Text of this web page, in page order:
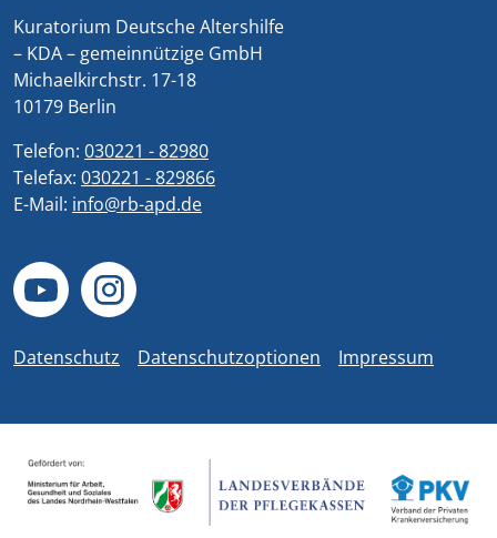
Kuratorium Deutsche Altershilfe
– KDA – gemeinnützige GmbH
Michaelkirchstr. 17-18
10179 Berlin
Telefon: 030221 - 82980
Telefax: 030221 - 829866
E-Mail: info@rb-apd.de
Datenschutz Datenschutzoptionen Impressum